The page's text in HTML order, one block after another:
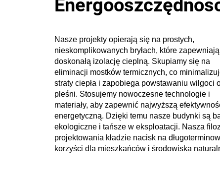
Nasze projekty opierają się na prostych,
nieskomplikowanych bryłach, które zapewniają
doskonałą izolację cieplną. Skupiamy się na
eliminacji mostków termicznych, co
straty ciepła i zapobiega powstawaniu wilgoci
pleśni. Stosujemy nowoczesne technologie i
materiały, aby zapewnić najwyższą
energetyczną. Dzięki temu nasze budynki są
ekologiczne i tańsze w eksploatacji. Nasza
projektowania kładzie nacisk na
korzyści dla mieszkańców i środowiska